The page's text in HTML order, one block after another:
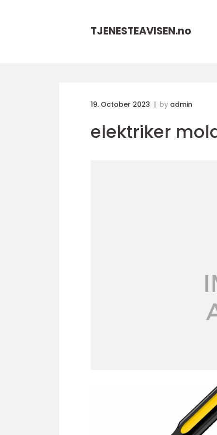
TJENESTEAVISEN.no
19. October 2023 by admin
elektriker